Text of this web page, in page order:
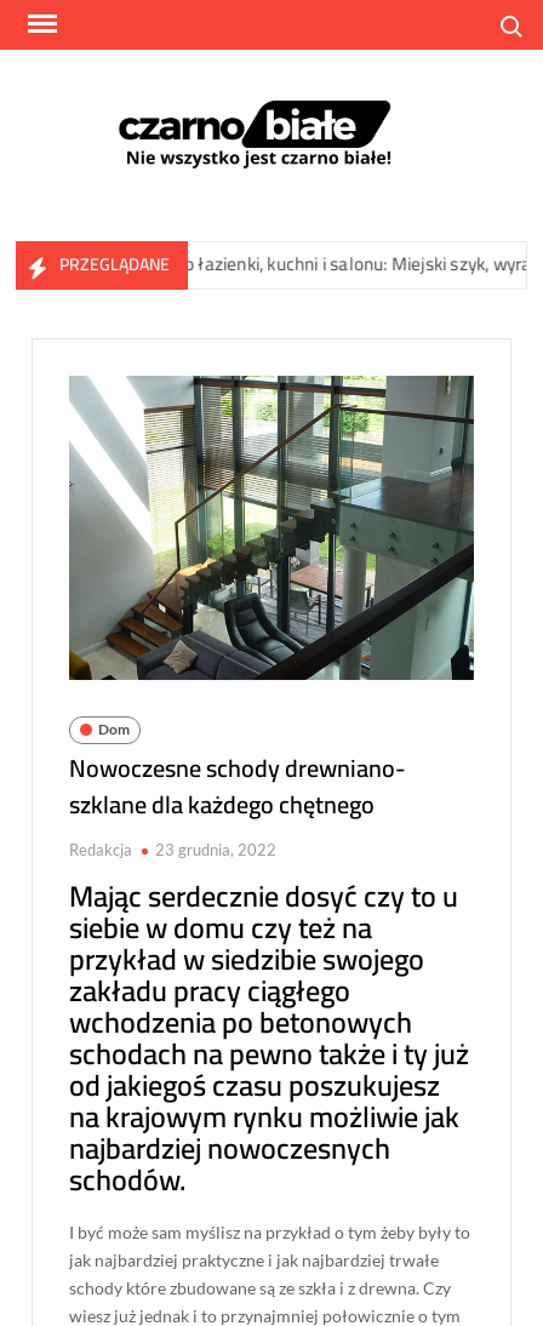
Skip
czarno
białe!
PRZEGLĄDANE
do łazienki, kuchni i salonu: Miejski szyk, wyrazista struktura
Dom
Nowoczesne schody drewniano-
szklane dla każdego chętnego
Redakcja 23 grudnia, 2022
Mając serdecznie dosyć czy to u
siebie w domu czy też na
przykład w siedzibie swojego
zakładu pracy ciągłego
wchodzenia po betonowych
schodach na pewno także i ty już
od jakiegoś czasu poszukujesz
na krajowym rynku możliwie jak
najbardziej nowoczesnych
schodów.
I być może sam myślisz na przykład o tym żeby były to
jak najbardziej praktyczne i jak najbardziej trwałe
schody które zbudowane są ze szkła i z drewna. Czy
wiesz już jednak i to przynajmniej połowicznie o tym